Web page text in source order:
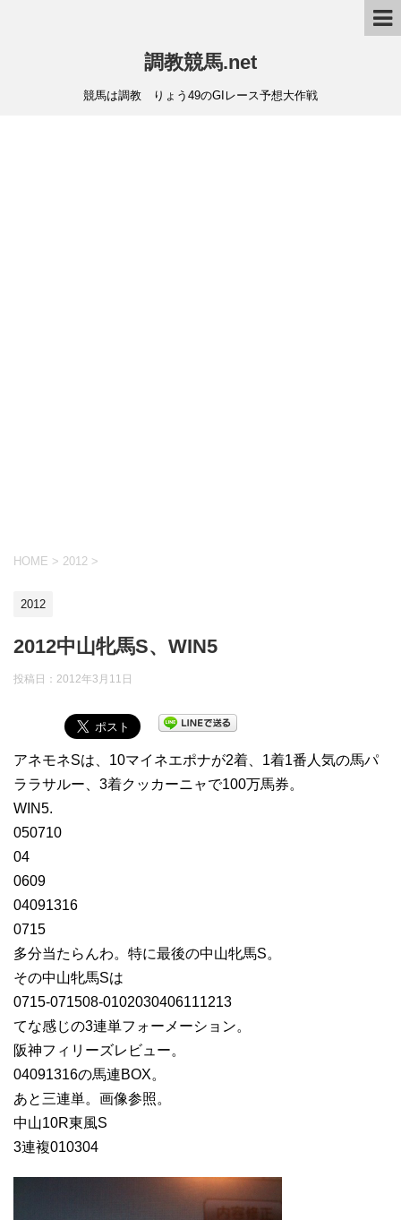
調教競馬.net
競馬は調教 りょう49のGIレース予想大作戦
HOME > 2012 >
2012
2012中山牝馬S、WIN5
投稿日： 2012年3月11日
アネモネSは、10マイネエポナが2着、1着1番人気の馬パ
ララサルー、3着クッカーニャで100万馬券。
WIN5.
050710
04
0609
04091316
0715
多分当たらんわ。特に最後の中山牝馬S。
その中山牝馬Sは
0715-071508-0102030406111213
てな感じの3連単フォーメーション。
阪神フィリーズレビュー。
04091316の馬連BOX。
あと三連単。画像参照。
中山10R東風S
3連複010304